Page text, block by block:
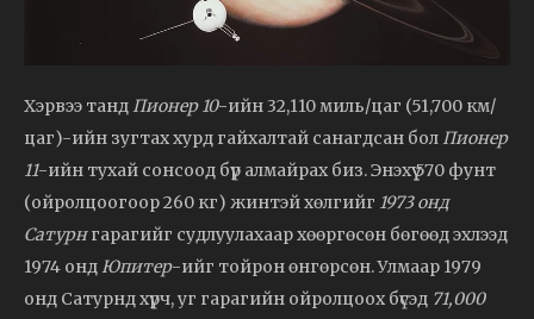
Хэрвээ тандПионер 10-ийн 32,110 миль/цаг (51,700 км/
цаг)-ийн зугтах хурд гайхалтай санагдсан болПионер
11-ийн тухай сонсоод бүр алмайрах биз. Энэхүү 570 фунт
(ойролцоогоор 260 кг) жинтэй хөлгийг 1973 онд
Сатурнгарагийг судлуулахаар хөөргөсөн бөгөөд эхлээд
1974 ондЮпитер-ийг тойрон өнгөрсөн. Улмаар 1979
онд Сатурнд хүрч, уг гарагийн ойролцоох бүсэд 71,000